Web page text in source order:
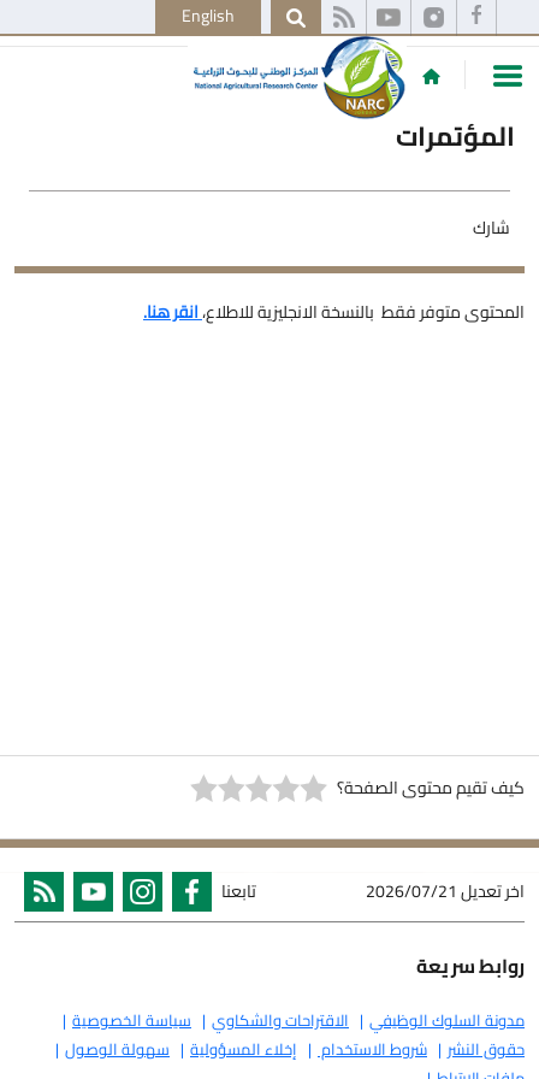
English
المؤتمرات
شارك
المحتوى متوفر فقط بالنسخة الانجليزية للاطلاع،انقر هنا.
كيف تقيم محتوى الصفحة؟
اخر تعديل2026/07/21 تابعنا
روابط سريعة
مدونة السلوك الوظيفي الاقتراحات والشكاوي
سياسة الخصوصية
حقوق النشر
شروط الاستخدام إخلاء المسؤولية
سهولة الوصول